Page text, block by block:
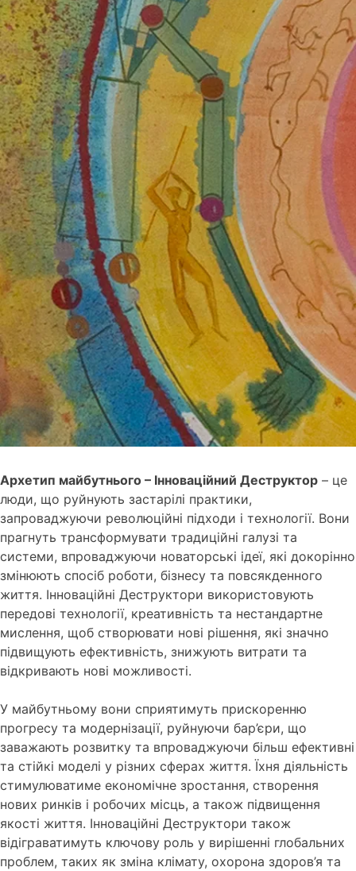
Архетип майбутнього – Інноваційний Деструктор – це
люди, що руйнують застарілі практики,
запроваджуючи революційні підходи і технології. Вони
прагнуть трансформувати традиційні галузі та
системи, впроваджуючи новаторські ідеї, які докорінно
змінюють спосіб роботи, бізнесу та повсякденного
життя. Інноваційні Деструктори використовують
передові технології, креативність та нестандартне
мислення, щоб створювати нові рішення, які значно
підвищують ефективність, знижують витрати та
відкривають нові можливості.
У майбутньому вони сприятимуть прискоренню
прогресу та модернізації, руйнуючи бар’єри, що
заважають розвитку та впроваджуючи більш ефективні
та стійкі моделі у різних сферах життя. Їхня діяльність
стимулюватиме економічне зростання, створення
нових ринків і робочих місць, а також підвищення
якості життя. Інноваційні Деструктори також
відіграватимуть ключову роль у вирішенні глобальних
проблем, таких як зміна клімату, охорона здоров’я та